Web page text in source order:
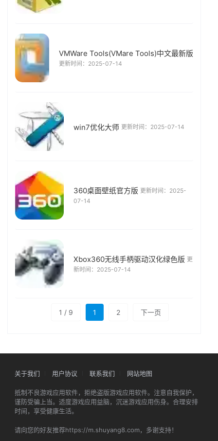
VMWare Tools(VMare Tools)中文最新版
更新时间：2025-07-14
win7优化大师 更新时间：2025-07-14
360桌面壁纸官方版 更新时间：2025-
07-14
Xbox360无线手柄驱动汉化绿色版 更
新时间：2025-07-14
1 / 9 1 2 下一页
关于我们 用户协议 联系我们 网站地图
抵制不良游戏应用软件，拒绝盗版游戏应用软件。注意自我保护，
谨防受骗上当。适度游戏应用益脑，沉迷游戏应用伤身。合理安排
时间，享受健康生活。
请向您的好友推荐https://m.shuyang8.com，多谢支持！